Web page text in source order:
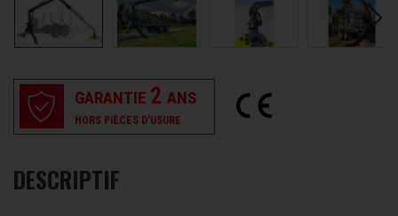
GARANTIE 2 ANS
HORS PIÈCES D'USURE
DESCRIPTIF